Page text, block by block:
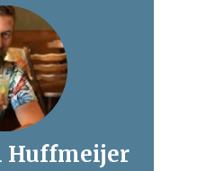
Huffmeijer